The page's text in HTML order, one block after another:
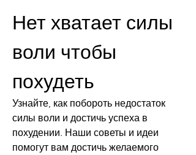
Нет хватает силы
воли чтобы
похудеть
Узнайте, как побороть недостаток
силы воли и достичь успеха в
похудении. Наши советы и идеи
помогут вам достичь желаемого